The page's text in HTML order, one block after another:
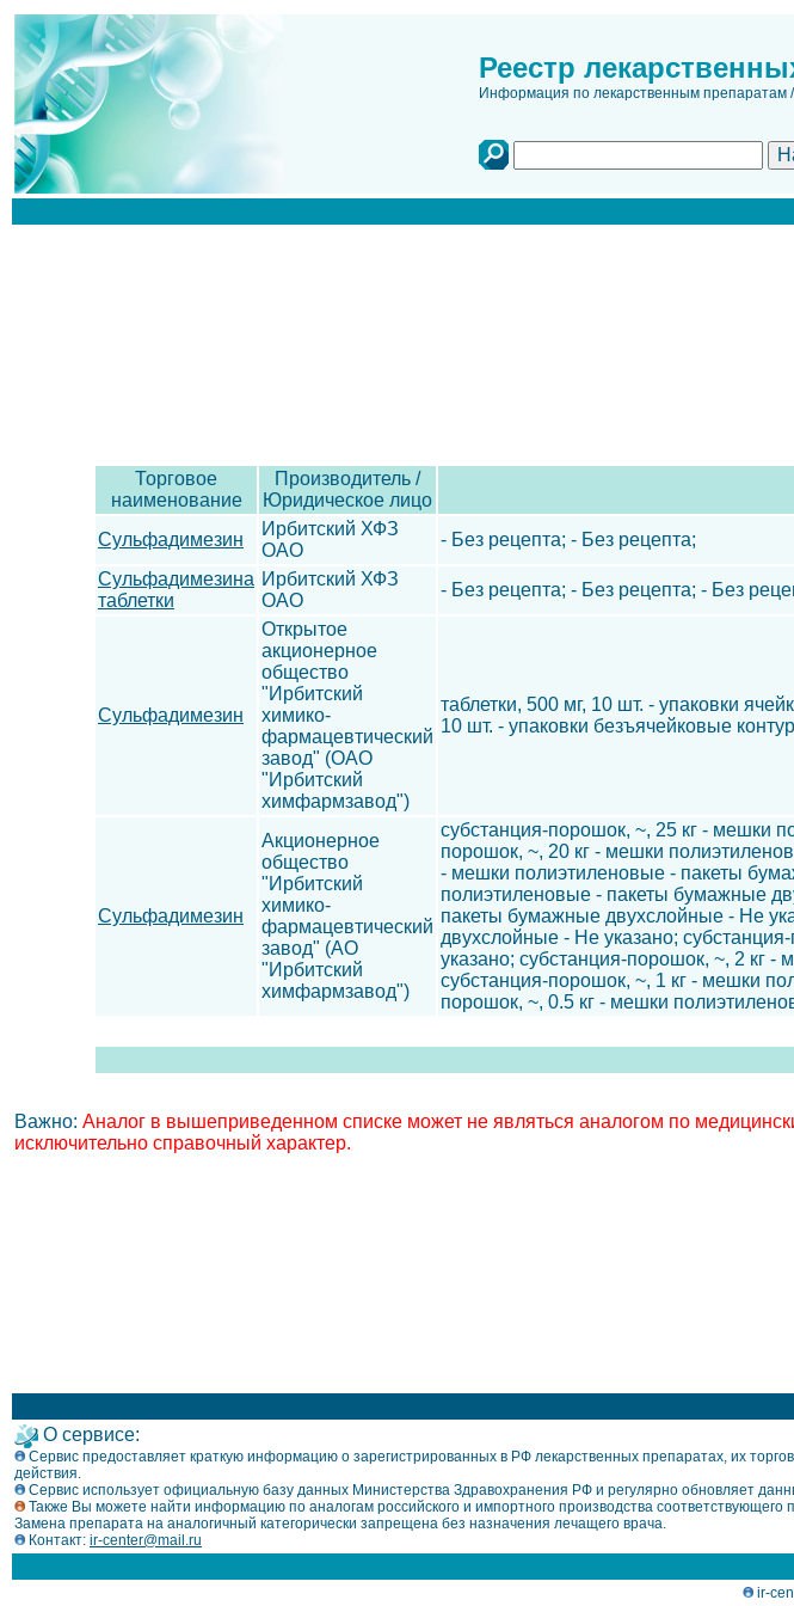
Реестр
Информация по лекарственным препаратам
Торговое
наименование
Производитель /
Юридическое лицо
Сульфадимезин
Ирбитский ХФЗ
ОАО
- Без рецепта; - Без рецепта;
Сульфадимезина
таблетки
Ирбитский ХФЗ
ОАО
- Без рецепта; - Без рецепта; - Без
Сульфадимезин
Открытое
акционерное
общество
"Ирбитский
химико-
фармацевтический
завод" (ОАО
"Ирбитский
химфармзавод")
таблетки, 500 мг, 10 шт. - упаковки
10 шт. - упаковки безъячейковые
Сульфадимезин
Акционерное
общество
"Ирбитский
химико-
фармацевтический
завод" (АО
"Ирбитский
химфармзавод")
субстанция-порошок, ~, 25 кг - мешки
порошок, ~, 20 кг - мешки
- мешки полиэтиленовые - пакеты
полиэтиленовые - пакеты бумажные
пакеты бумажные двухслойные - Не
двухслойные - Не указано;
указано; субстанция-порошок, ~, 2 кг
субстанция-порошок, ~, 1 кг - мешки
порошок, ~, 0.5 кг - мешки
Важно: Аналог в вышеприведенном списке может не являться аналогом по
исключительно справочный характер.
О сервисе:
Сервис предоставляет краткую информацию о зарегистрированных в РФ лекарственных препаратах, их
действия.
Сервис использует официальную базу данных Министерства Здравохранения РФ и регулярно обновляет
Также Вы можете найти информацию по аналогам российского и импортного производства
Замена препарата на аналогичный категорически запрещена без назначения лечащего врача.
Контакт: ir-center@mail.ru
ir-